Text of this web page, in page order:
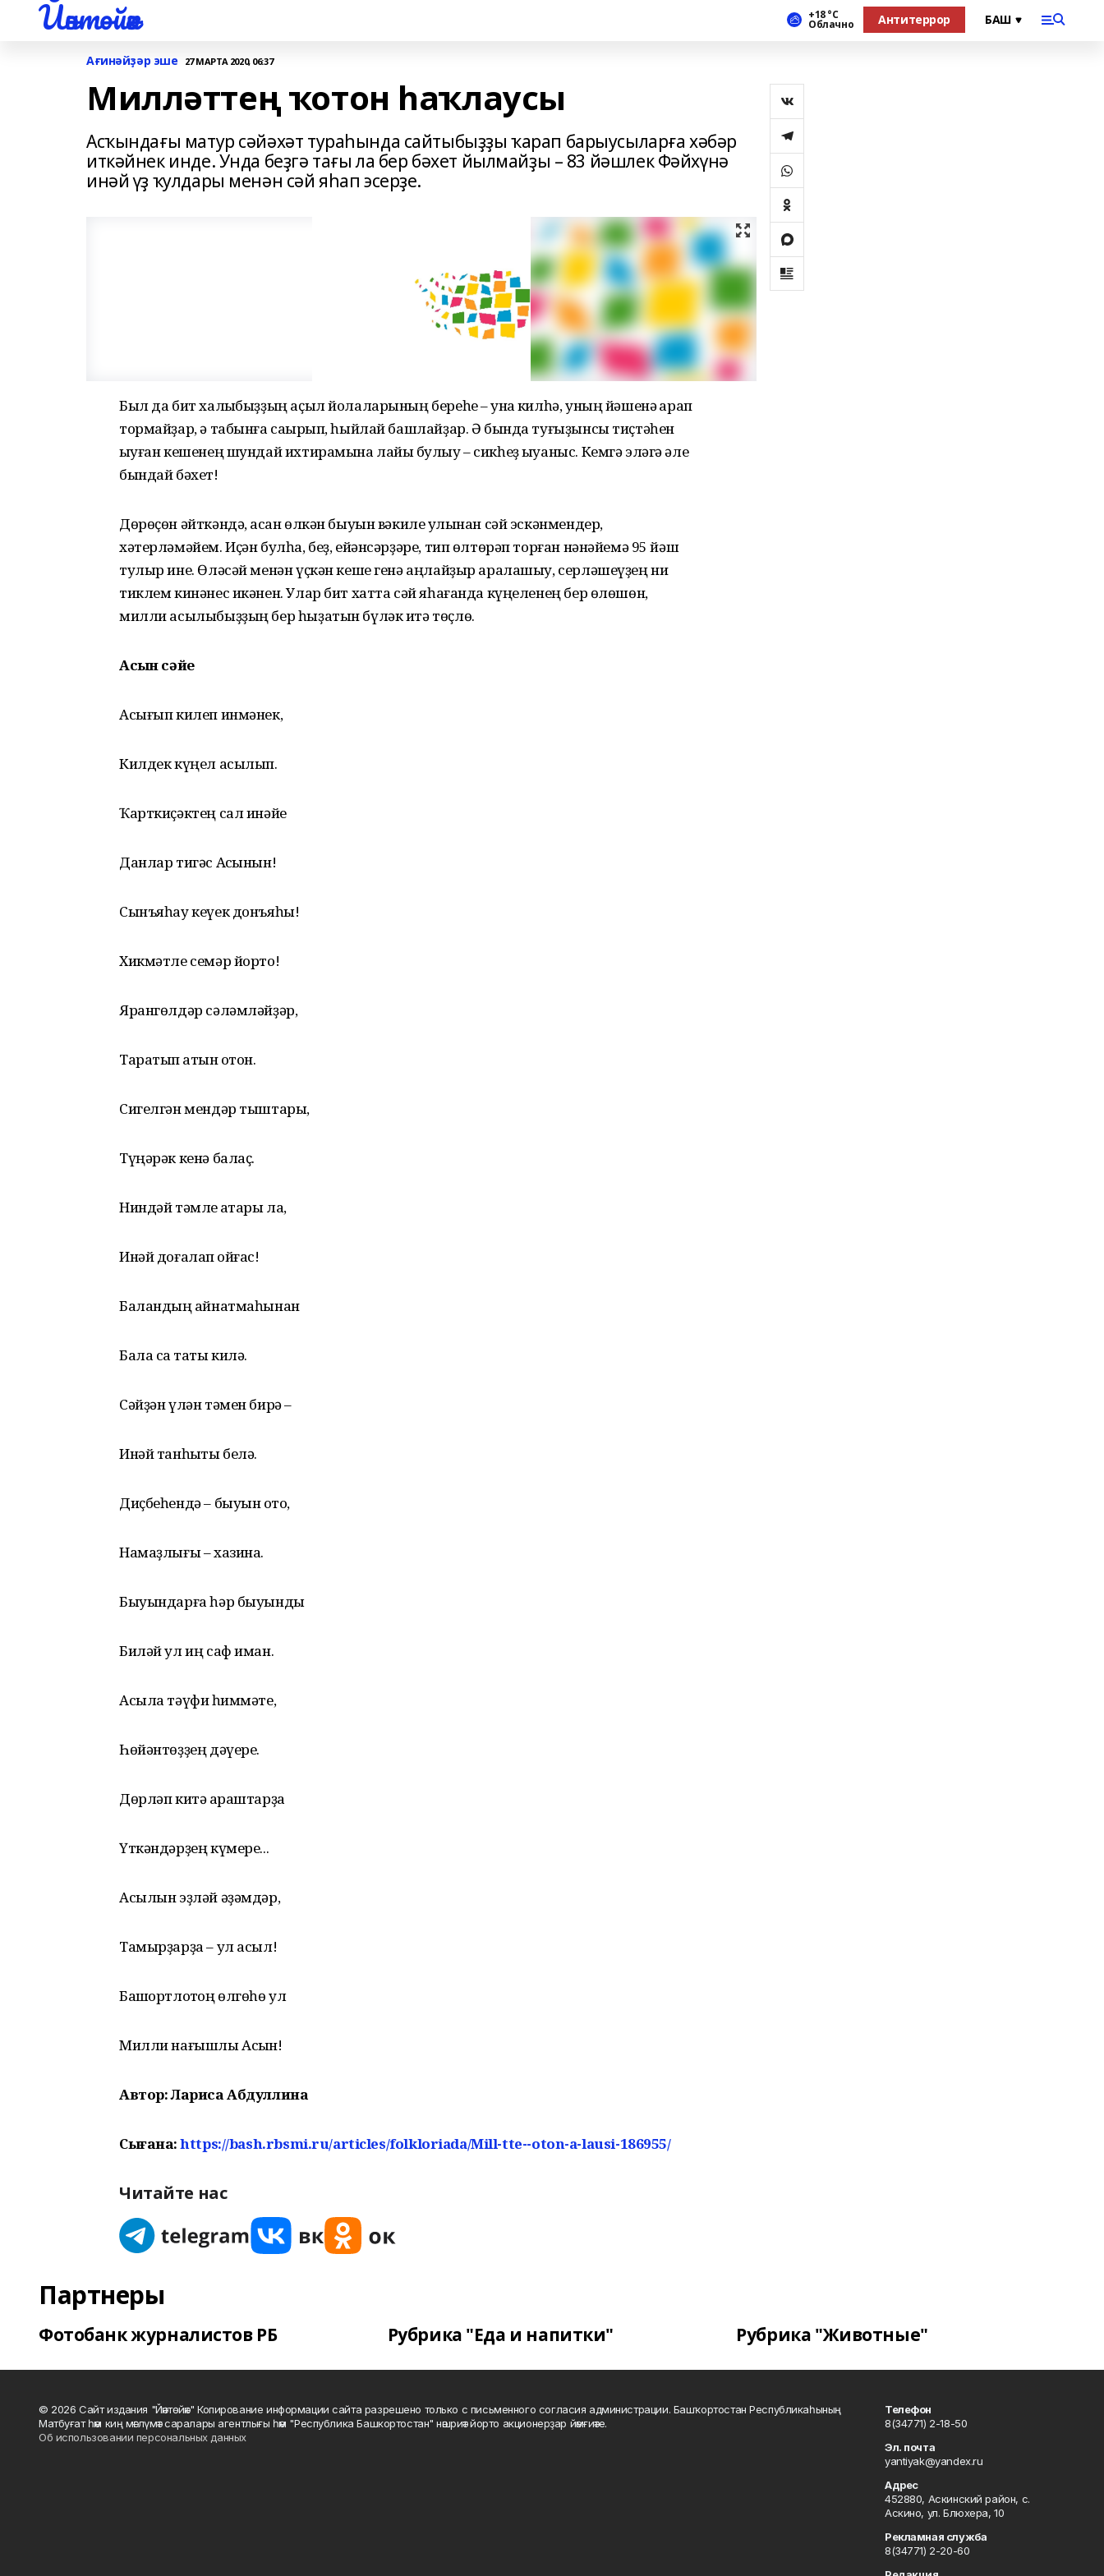
Йәнтөйәк +18 °С
Облачно Антитеррор
Ағинәйҙәр эше 27 МАРТА 2020, 06:37
Милләттең ҡотон һаҡлаусы
Асҡындағы матур сәйәхәт тураһында сайтыбыҙҙы ҡарап барыусыларға хәбәр
иткәйнек инде. Унда беҙгә тағы ла бер бәхет йылмайҙы – 83 йәшлек Фәйхүнә
инәй үҙ ҡулдары менән сәй яһап эсерҙе.
Был да бит халҡыбыҙҙың аҫыл йолаларының береһе – ҡунаҡ килһә, уның йәшенә ҡарап
тормайҙар, ә табынға саҡырып, һыйлай башлайҙар. Ә бында туғыҙынсы тиҫтәһен
ҡыуған кешенең шундай ихтирамына лайыҡ булыу – сикһеҙ ҡыуаныс. Кемгә эләгә әле
бындай бәхет!
Дөрөҫөн әйткәндә, ҡасан өлкән быуын вәкиле ҡулынан сәй эскәнмендер,
хәтерләмәйем. Иҫән булһа, беҙ, ейәнсәрҙәре, тип өлтөрәп торған нәнәйемә 95 йәш
тулыр ине. Өләсәй менән үҫкән кеше генә аңлайҙыр аралашыу, серләшеүҙең ни
тиклем кинәнес икәнен. Улар бит хатта сәй яһағанда күңеленең бер өлөшөн,
милли асылыбыҙҙың бер һыҙатын бүләк итә төҫлө.
Асҡын сәйе
Асығып килеп инмәнек,
Килдек күңел асылып.
Ҡарткиҫәктең сал инәйе
Данлар тигәс Асҡынын!
Сынъяһау кеүек донъяһы!
Хикмәтле семәр йорто!
Ярангөлдәр сәләмләйҙәр,
Таратып ҡатын ҡотон.
Сигелгән мендәр тыштары,
Түңәрәк кенә балаҫ.
Ниндәй тәмле ҡаҡтары ла,
Инәй доғалап ҡойғас!
Баландың ҡайнатмаһынан
Бала саҡ таты килә.
Сәйҙән үлән тәмен бирә –
Инәй танһыҡты белә.
Диҫбеһендә – быуын ҡото,
Намаҙлығы – хазина.
Быуындарға һәр быуынды
Биләй ул иң саф иман.
Асыла тәүфиҡ һиммәте,
Һөйәнтөҙҙең дәүере.
Дөрләп китә ҡараштарҙа
Үткәндәрҙең күмере...
Асылын эҙләй әҙәмдәр,
Тамырҙарҙа – ул асыл!
Башҡортлоҡтоң өлгөһө ул
Милли нағышлы Асҡын!
Автор: Лариса Абдуллина
Сығанаҡ:https://bash.rbsmi.ru/articles/folkloriada/Mill-tte--oton-a-lausi-186955/
Читайте нас
Партнеры
Фотобанк журналистов РБ Рубрика "Еда и напитки" Рубрика "Животные"
© 2026 Сайт издания "Йәнтөйәк" Копирование информации сайта разрешено только с письменного согласия администрации. Башҡортостан Республикаһының
Матбуғат һәм киң мәғлүмәт саралары агентлығы һәм "Республика Башкортостан" нәшриәт йорто акционерҙар йәмғиәте.
Об использовании персональных данных
Телефон
8(34771) 2-18-50
Эл. почта
yantiyak@yandex.ru
Адрес
452880, Аскинский район, с.
Аскино, ул. Блюхера, 10
Рекламная служба
8(34771) 2-20-60